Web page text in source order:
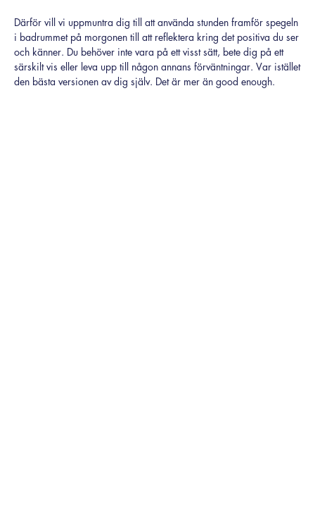
Därför vill vi uppmuntra dig till att använda stunden framför spegeln
i badrummet på morgonen till att reflektera kring det positiva du ser
och känner. Du behöver inte vara på ett visst sätt, bete dig på ett
särskilt vis eller leva upp till någon annans förväntningar. Var istället
den bästa versionen av dig själv. Det är mer än good enough.